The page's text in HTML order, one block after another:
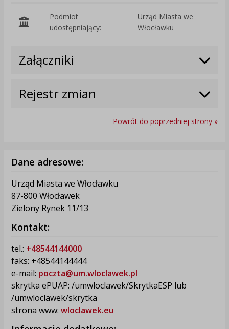
Podmiot
udostępniający:
Urząd Miasta we
Włocławku
Załączniki
Rejestr zmian
Powrót do poprzedniej strony »
Dane adresowe:
Urząd Miasta we Włocławku
87-800 Włocławek
Zielony Rynek 11/13
Kontakt:
tel.: +48544144000
faks: +48544144444
e-mail: poczta@um.wloclawek.pl
skrytka ePUAP: /umwloclawek/SkrytkaESP lub
/umwloclawek/skrytka
strona www: wloclawek.eu